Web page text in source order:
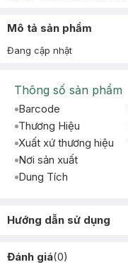
Mô tả sản phẩm
Đang cập nhật
Thông số sản phẩm
Barcode
Thương Hiệu
Xuất xứ thương hiệu
Nơi sản xuất
Dung Tích
Hướng dẫn sử dụng
Đánh giá(0)